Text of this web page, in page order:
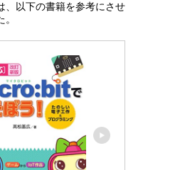
、以下の書籍を参考にさせ